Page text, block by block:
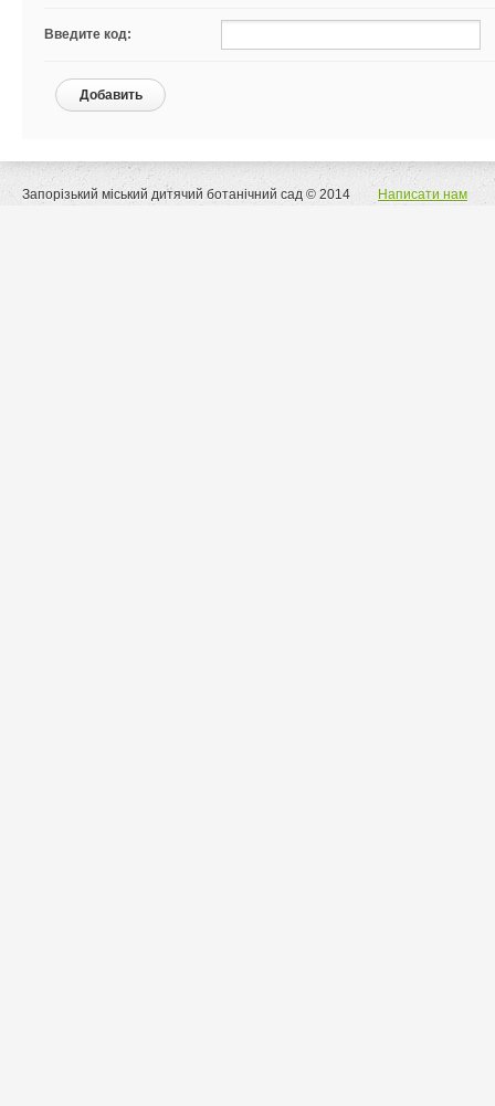
Введите код:
Добавить
Запорізький міський дитячий ботанічний сад © 2014 Написати нам